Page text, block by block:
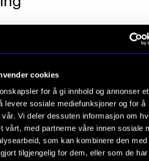
cookies
for å gi innhold og annonser et
levere sosiale mediefunksjoner og for å
Vi deler dessuten informasjon om
vårt, med partnerne våre innen sosiale
som kan kombinere den med
tilgjengelig for dem, eller som de
med en dobbelttime hver uke
diskusjon, forelesninger og